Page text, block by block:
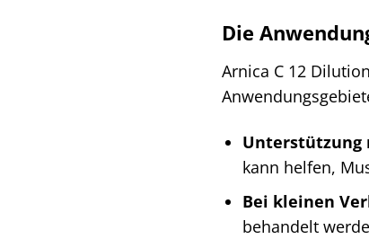
Die
Arnica C 12
Unterstützung
kann helfen,
Bei kleinen
behandelt